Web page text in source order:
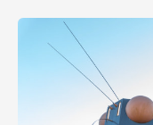
せていただきます。
・ ≪2025年12月14
たものであっても
内にお届けできな
礼の品の詳細ペー